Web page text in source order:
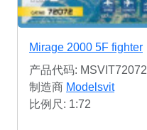
Mirage 2000 5F fighter
产品代码: MSVIT72072
制造商 Modelsvit
比例尺: 1:72